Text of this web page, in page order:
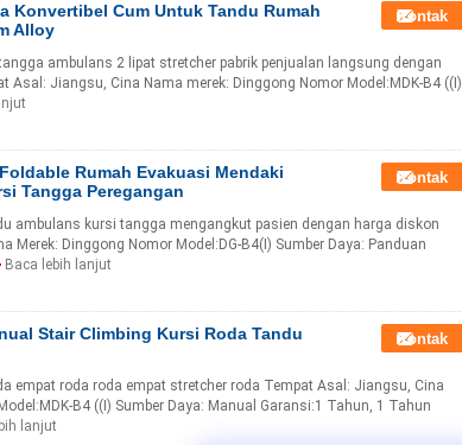
Konvertibel Cum Untuk Tandu Rumah
Alloy
Kontak
ambulans 2 lipat stretcher pabrik penjualan langsung dengan
Asal: Jiangsu, Cina Nama merek: Dinggong Nomor Model:MDK-B4 ((I)
Rumah Evakuasi Mendaki
Tangga Peregangan
Kontak
ambulans kursi tangga mengangkut pasien dengan harga diskon
Merek: Dinggong Nomor Model:DG-B4(I) Sumber Daya: Panduan
Baca lebih lanjut
Stair Climbing Kursi Roda Tandu
Kontak
empat roda roda empat stretcher roda Tempat Asal: Jiangsu, Cina
B4 ((I) Sumber Daya: Manual Garansi:1 Tahun, 1 Tahun
lanjut